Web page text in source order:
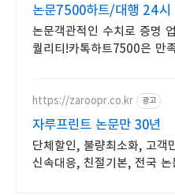
논문7500하트/대행 24시
가능 저렴
논문객관적인 수치로 증명
퀄리티!카톡하트7500은 만
보장/각종 모든 문서/24시진
https://zaroopr.co.kr 광고
자루프린트 논문만 30년
단체할인, 불량최소화, 고객
신속대응, 친절기본, 전국